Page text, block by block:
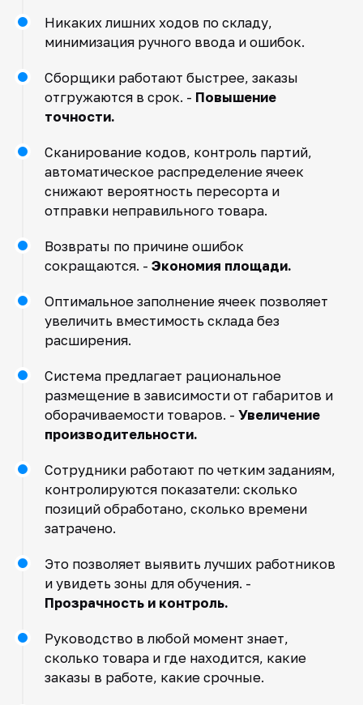
Никаких лишних ходов по складу,
минимизация ручного ввода и ошибок.
Сборщики работают быстрее, заказы
отгружаются в срок. - Повышение
точности.
Сканирование кодов, контроль партий,
автоматическое распределение ячеек
снижают вероятность пересорта и
отправки неправильного товара.
Возвраты по причине ошибок
сокращаются. - Экономия площади.
Оптимальное заполнение ячеек позволяет
увеличить вместимость склада без
расширения.
Система предлагает рациональное
размещение в зависимости от габаритов и
оборачиваемости товаров. - Увеличение
производительности.
Сотрудники работают по четким заданиям,
контролируются показатели: сколько
позиций обработано, сколько времени
затрачено.
Это позволяет выявить лучших работников
и увидеть зоны для обучения. -
Прозрачность и контроль.
Руководство в любой момент знает,
сколько товара и где находится, какие
заказы в работе, какие срочные.